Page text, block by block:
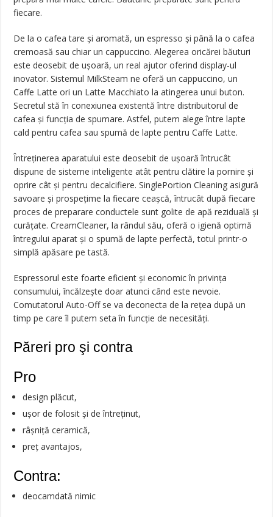
fiecare.
De la o cafea tare şi aromată, un espresso şi până la o cafea
cremoasă sau chiar un cappuccino. Alegerea oricărei băuturi
este deosebit de uşoară, un real ajutor oferind display-ul
inovator. Sistemul MilkSteam ne oferă un cappuccino, un
Caffe Latte ori un Latte Macchiato la atingerea unui buton.
Secretul stă în conexiunea existentă între distribuitorul de
cafea şi funcţia de spumare. Astfel, putem alege între lapte
cald pentru cafea sau spumă de lapte pentru Caffe Latte.
Întreţinerea aparatului este deosebit de uşoară întrucât
dispune de sisteme inteligente atât pentru clătire la pornire şi
oprire cât şi pentru decalcifiere. SinglePortion Cleaning asigură
savoare şi prospeţime la fiecare ceaşcă, întrucât după fiecare
proces de preparare conductele sunt golite de apă reziduală şi
curăţate. CreamCleaner, la rândul său, oferă o igienă optimă
întregului aparat şi o spumă de lapte perfectă, totul printr-o
simplă apăsare pe tastă.
Espressorul este foarte eficient şi economic în privinţa
consumului, încălzeşte doar atunci când este nevoie.
Comutatorul Auto-Off se va deconecta de la reţea după un
timp pe care îl putem seta în funcţie de necesităţi.
Păreri pro şi contra
Pro
design plăcut,
ușor de folosit și de întreținut,
râșniță ceramică,
preț avantajos,
Contra:
deocamdată nimic